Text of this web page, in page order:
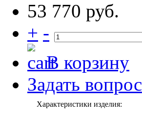
53 770 руб.
+ -
В корзину
Задать вопрос
Характеристики изделия: